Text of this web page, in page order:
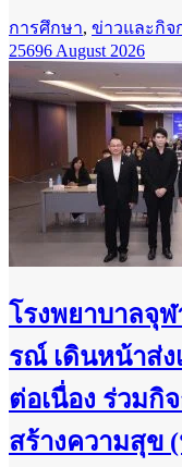
การศึกษา, ข่าวและกิจ
25696 August 2026
โรงพยาบาลจุ
รณ์ เดินหน้าส่ง
ต่อเนื่อง ร่วมกิ
สร้างความสุข